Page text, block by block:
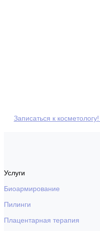
Записаться к косметологу!
Услуги
Биоармирование
Пилинги
Плацентарная терапия